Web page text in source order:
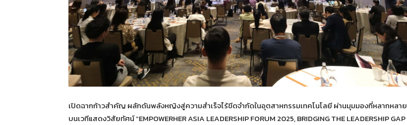
เปิดฉากก้าวสำคัญ ผลักดันพลังหญิงสู่ความสำเร็จไร้ขีดจำกัดในอุตสาหกรรมเทคโนโลยี ผ่านมุมมองที่หลากหลาย
บนเวทีแสดงวิสัยทัศน์ “EMPOWERHER ASIA LEADERSHIP FORUM 2025, BRIDGING THE LEADERSHIP GAP